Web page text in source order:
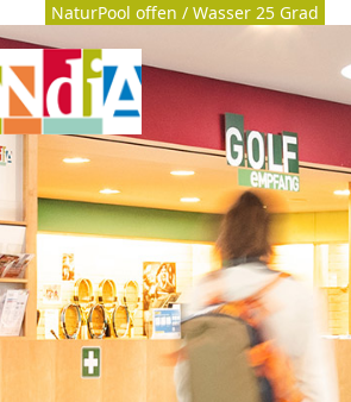
NaturPool offen / Wasser 25 Grad
Archiv